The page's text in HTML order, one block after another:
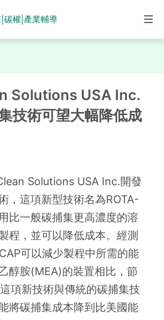
碳權| 產業輔導
Solutions USA Inc.
技術可望大幅降低成
Solutions USA Inc.開發
，這項新型技術名為ROTA-
比一般碳捕集更高濃度的溶
程，並可以降低成本。經測
可以減少製程中所需的能
醇胺(MEA)的裝置相比，節
項新技術與傳統的碳捕集技
將碳捕集成本降到比美國能